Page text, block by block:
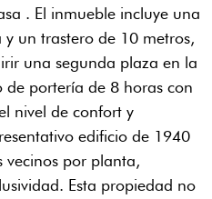
. El inmueble incluye una
un trastero de 10 metros,
una segunda plaza en la
de portería de 8 horas con
nivel de confort y
edificio de 1940
vecinos por planta,
Esta propiedad no